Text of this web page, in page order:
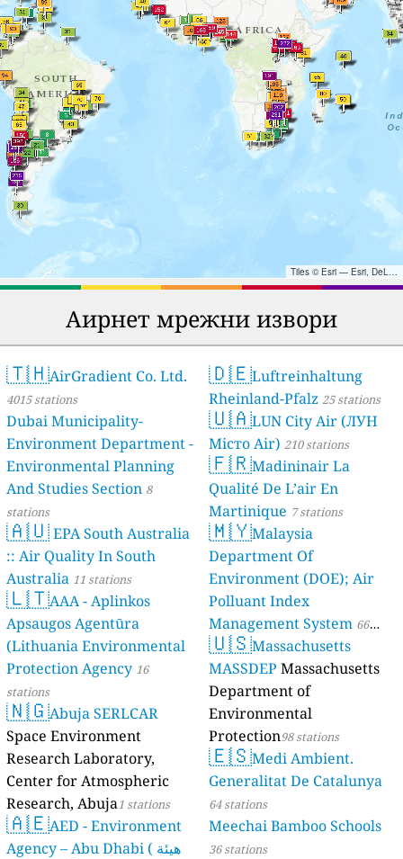
Аирнет мрежни извори
🇹🇭AirGradient Co. Ltd.
4015 stations
Dubai Municipality-
Environment Department -
Environmental Planning
And Studies Section 8
stations
🇦🇺EPA South Australia
:: Air Quality In South
Australia 11 stations
🇱🇹AAA - Aplinkos
Apsaugos Agentūra
(Lithuania Environmental
Protection Agency 16
stations
🇳🇬Abuja SERLCAR
Space Environment
Research Laboratory,
Center for Atmospheric
Research, Abuja1 stations
🇦🇪AED - Environment
Agency – Abu Dhabi ( هيئة
🇩🇪Luftreinhaltung
Rheinland-Pfalz 25 stations
🇺🇦LUN City Air (ЛУН
Місто Air) 210 stations
🇫🇷Madininair La
Qualité De L’air En
Martinique 7 stations
🇲🇾Malaysia
Department Of
Environment (DOE); Air
Polluant Index
Management System 66
stations
🇺🇸Massachusetts
MASSDEP Massachusetts
Department of
Environmental
Protection98 stations
🇪🇸Medi Ambient.
Generalitat De Catalunya
64 stations
Meechai Bamboo Schools
36 stations